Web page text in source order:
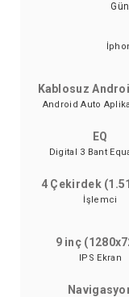
Kablosuz
Android Auto
EQ
Digital 3 Bant
4 Çekirdek
İşlemci
9 inç
IPS Ekran